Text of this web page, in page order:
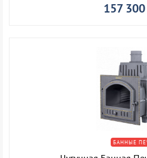
157 300
БАННЫЕ